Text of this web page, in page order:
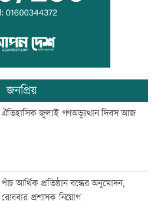
মাছ লুটের ঘটনায় আ.লীগ নেতার বিরুদ্ধে
সংবাদ সম্মেলন
সূচকের পতনে লেনদেন ৯৬৪ কোটি টাকা
বিদ্যুৎ-জ্বালানি নিয়ে বিভ্রান্তি সৃষ্টি করা হচ্ছে:
প্রধানমন্ত্রী
জনপ্রিয়
ঐতিহাসিক জুলাই গণঅভ্যুত্থান দিবস আজ
পাঁচ আর্থিক প্রতিষ্ঠান বন্ধের অনুমোদন,
রোববার প্রশাসক নিয়োগ